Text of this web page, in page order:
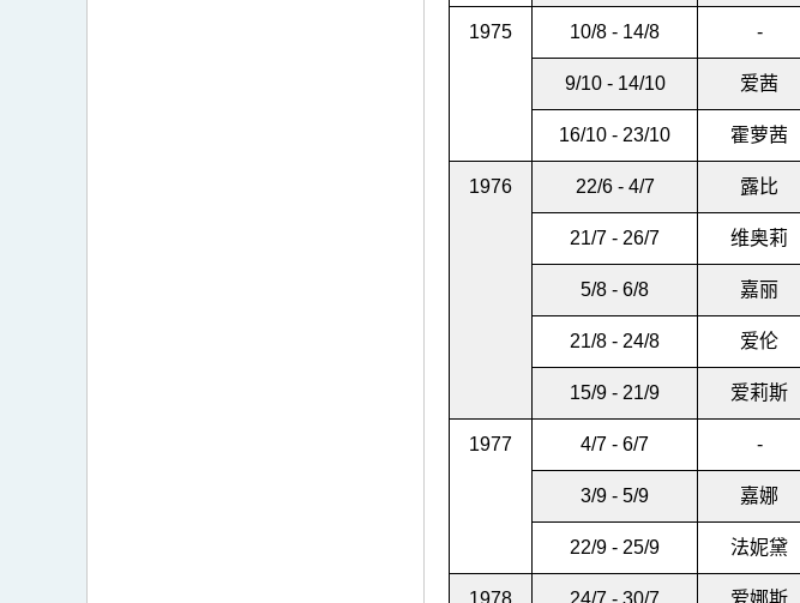
1975 10/8 - 14/8 -
9/10 - 14/10 爱茜
16/10 - 23/10 霍萝茜
1976 22/6 - 4/7 露比
21/7 - 26/7 维奥莉
5/8 - 6/8 嘉丽
21/8 - 24/8 爱伦
15/9 - 21/9 爱莉斯
1977 4/7 - 6/7 -
3/9 - 5/9 嘉娜
22/9 - 25/9 法妮黛